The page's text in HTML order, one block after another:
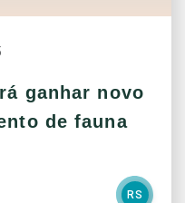
ganhar novo
de fauna
RS